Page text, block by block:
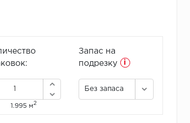
1.995 м2
Запас на
подрезку
i
Без запаса